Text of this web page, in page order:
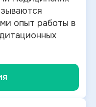
опыт работы в